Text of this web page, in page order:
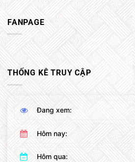
FANPAGE
THỐNG KÊ TRUY CẬP
Đang xem:
Hôm nay:
Hôm qua: